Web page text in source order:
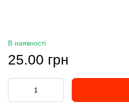
В наявності
25.00 грн